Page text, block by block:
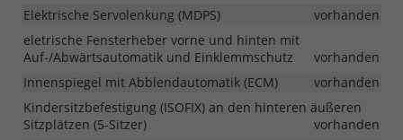
Elektrische Servolenkung (MDPS)
vorhanden
eletrische Fensterheber vorne und hinten mit
Auf-/Abwärtsautomatik und Einklemmschutz
vorhanden
Innenspiegel mit Abblendautomatik (ECM)
vorhanden
Kindersitzbefestigung (ISOFIX) an den hinteren äußeren
Sitzplätzen (5-Sitzer)
vorhanden